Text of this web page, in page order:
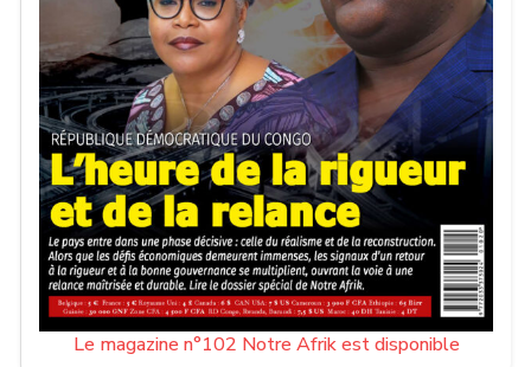
Le magazine n°102 Notre Afrik est disponible